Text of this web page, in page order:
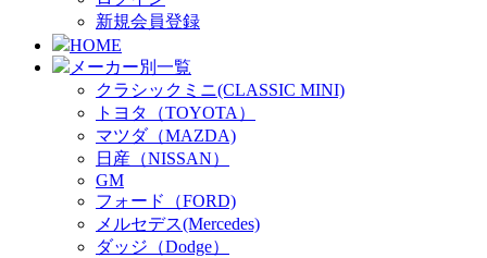
新規会員登録
HOME
メーカー別一覧
クラシックミニ(CLASSIC MINI)
トヨタ（TOYOTA）
マツダ（MAZDA)
日産（NISSAN）
GM
フォード（FORD)
メルセデス(Mercedes)
ダッジ（Dodge）